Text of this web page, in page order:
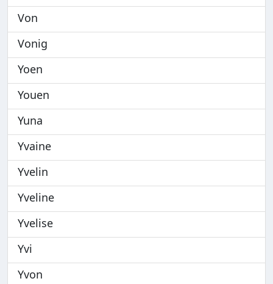
Von
Vonig
Yoen
Youen
Yuna
Yvaine
Yvelin
Yveline
Yvelise
Yvi
Yvon